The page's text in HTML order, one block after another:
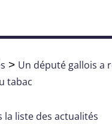
> Un député gallois a
tabac
la liste des actualités